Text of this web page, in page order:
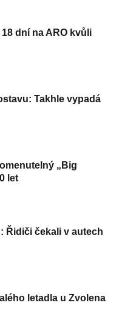
dní na ARO kvůli
Takhle vypadá
„Big
let
Řidiči čekali v autech
letadla u Zvolena